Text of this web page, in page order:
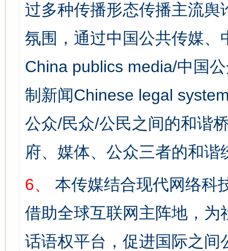
过多种传播形态传播主流
氛围，通过中国公共传媒
China publics media/中国
制新闻Chinese legal
公众/民众/公民之间的和谐
府、媒体、公众三者的和谐
6、
本传媒结合现代网络科
借助全球互联网主阵地，
话语权平台，促进国际之